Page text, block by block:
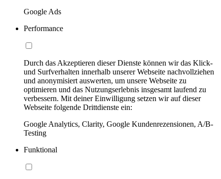
Google Ads
Performance
Durch das Akzeptieren dieser Dienste können wir das Klick-
und Surfverhalten innerhalb unserer Webseite nachvollziehen
und anonymisiert auswerten, um unsere Webseite zu
optimieren und das Nutzungserlebnis insgesamt laufend zu
verbessern. Mit deiner Einwilligung setzen wir auf dieser
Webseite folgende Drittdienste ein:
Google Analytics, Clarity, Google Kundenrezensionen, A/B-
Testing
Funktional